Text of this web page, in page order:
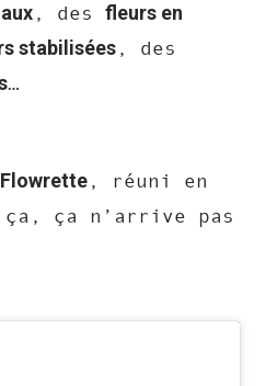
, des fleurs en
stabilisées , des
…
, réuni en
ça n’arrive pas